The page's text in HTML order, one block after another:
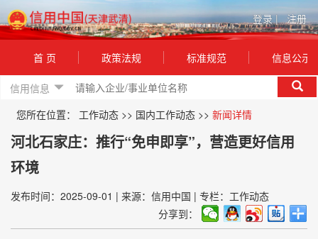
登录| 注册
首 页 政策法规 标准规范 信息公示
信用信息
您所在位置： 工作动态 >> 国内工作动态 >> 新闻详情
河北石家庄：推行“免申即享”，营造更好信用
环境
发布时间：2025-09-01 | 来源：信用中国 | 专栏：工作动态
分享到：